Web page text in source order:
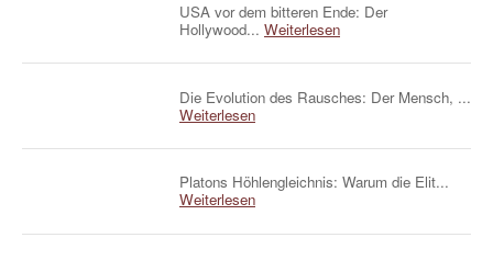
USA vor dem bitteren Ende: Der
Hollywood... Weiterlesen
Die Evolution des Rausches: Der Mensch, ...
Weiterlesen
Platons Höhlengleichnis: Warum die Elit...
Weiterlesen